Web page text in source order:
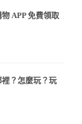
APP 免費領取
？怎麼玩？玩